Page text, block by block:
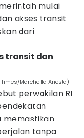
mulai
akses transit
dari
transit dan
Times/Marcheilla Ariesta)
perwakilan RI
memastikan
tanpa